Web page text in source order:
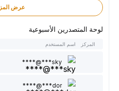
عرض المزيد
لوحة المتصدرين الأسبوعية
المركز اسم المستخدم
sky***@****
dor***@****